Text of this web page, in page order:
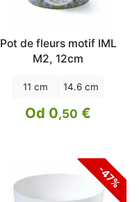
Pot de fleurs motif IML
M2, 12cm
11 cm 14.6 cm
Od 0,50 €
-47%